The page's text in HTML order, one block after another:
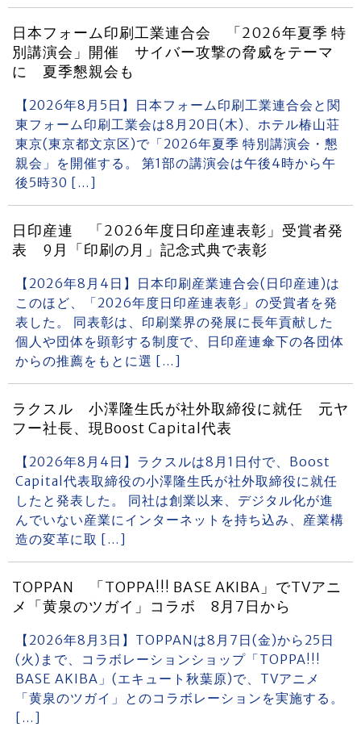
日本フォーム印刷工業連合会 「2026年夏季 特
別講演会」開催 サイバー攻撃の脅威をテーマ
に 夏季懇親会も
【2026年8月5日】日本フォーム印刷工業連合会と関
東フォーム印刷工業会は8月20日(木)、ホテル椿山荘
東京(東京都文京区)で「2026年夏季 特別講演会・懇
親会」を開催する。 第1部の講演会は午後4時から午
後5時30 […]
日印産連 「2026年度日印産連表彰」受賞者発
表 9月「印刷の月」記念式典で表彰
【2026年8月4日】日本印刷産業連合会(日印産連)は
このほど、「2026年度日印産連表彰」の受賞者を発
表した。 同表彰は、印刷業界の発展に長年貢献した
個人や団体を顕彰する制度で、日印産連傘下の各団体
からの推薦をもとに選 […]
ラクスル 小澤隆生氏が社外取締役に就任 元ヤ
フー社長、現Boost Capital代表
【2026年8月4日】ラクスルは8月1日付で、Boost
Capital代表取締役の小澤隆生氏が社外取締役に就任
したと発表した。 同社は創業以来、デジタル化が進
んでいない産業にインターネットを持ち込み、産業構
造の変革に取 […]
TOPPAN 「TOPPA!!! BASE AKIBA」でTVアニ
メ「黄泉のツガイ」コラボ 8月7日から
【2026年8月3日】TOPPANは8月7日(金)から25日
(火)まで、コラボレーションショップ「TOPPA!!!
BASE AKIBA」(エキュート秋葉原)で、TVアニメ
「黄泉のツガイ」とのコラボレーションを実施する。
[…]